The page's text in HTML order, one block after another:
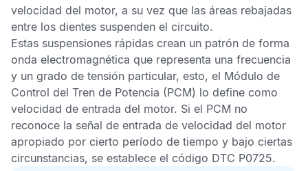
velocidad del motor, a su vez que las áreas rebajadas
entre los dientes suspenden el circuito.
Estas suspensiones rápidas crean un patrón de forma
onda electromagnética que representa una frecuencia
y un grado de tensión particular, esto, el Módulo de
Control del Tren de Potencia (PCM) lo define como
velocidad de entrada del motor. Si el PCM no
reconoce la señal de entrada de velocidad del motor
apropiado por cierto período de tiempo y bajo ciertas
circunstancias, se establece el código DTC P0725.